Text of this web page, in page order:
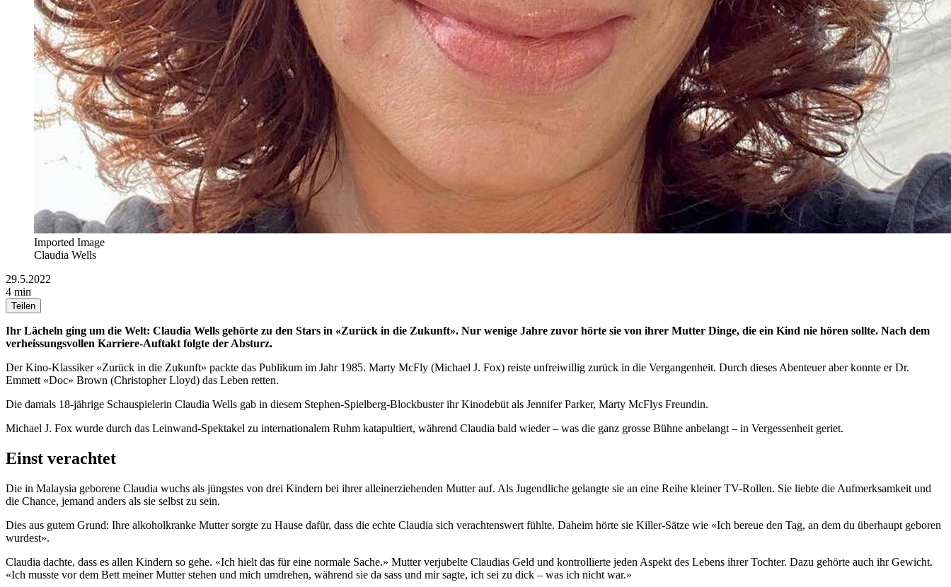
Imported Image
Claudia Wells
29.5.2022
4 min
Teilen
Ihr Lächeln ging um die Welt: Claudia Wells gehörte zu den Stars in «Zurück in die Zukunft». Nur wenige Jahre zuvor hörte sie von ihrer Mutter Dinge, die ein Kind nie hören sollte. Nach dem
verheissungsvollen Karriere-Auftakt folgte der Absturz.
Der Kino-Klassiker «Zurück in die Zukunft» packte das Publikum im Jahr 1985. Marty McFly (Michael J. Fox) reiste unfreiwillig zurück in die Vergangenheit. Durch dieses Abenteuer aber konnte er Dr.
Emmett «Doc» Brown (Christopher Lloyd) das Leben retten.
Die damals 18-jährige Schauspielerin Claudia Wells gab in diesem Stephen-Spielberg-Blockbuster ihr Kinodebüt als Jennifer Parker, Marty McFlys Freundin.
Michael J. Fox wurde durch das Leinwand-Spektakel zu internationalem Ruhm katapultiert, während Claudia bald wieder – was die ganz grosse Bühne anbelangt – in Vergessenheit geriet.
Einst verachtet
Die in Malaysia geborene Claudia wuchs als jüngstes von drei Kindern bei ihrer alleinerziehenden Mutter auf. Als Jugendliche gelangte sie an eine Reihe kleiner TV-Rollen. Sie liebte die Aufmerksamkeit und
die Chance, jemand anders als sie selbst zu sein.
Dies aus gutem Grund: Ihre alkoholkranke Mutter sorgte zu Hause dafür, dass die echte Claudia sich verachtenswert fühlte. Daheim hörte sie Killer-Sätze wie «Ich bereue den Tag, an dem du überhaupt geboren
wurdest».
Claudia dachte, dass es allen Kindern so gehe. «Ich hielt das für eine normale Sache.» Mutter verjubelte Claudias Geld und kontrollierte jeden Aspekt des Lebens ihrer Tochter. Dazu gehörte auch ihr Gewicht.
«Ich musste vor dem Bett meiner Mutter stehen und mich umdrehen, während sie da sass und mir sagte, ich sei zu dick – was ich nicht war.»